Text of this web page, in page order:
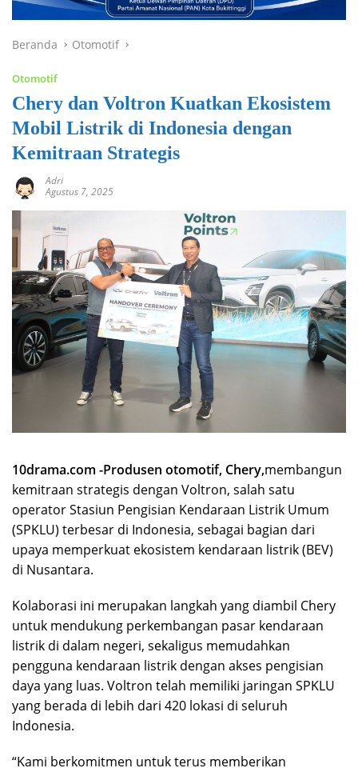
Beranda Otomotif
Otomotif
Chery dan Voltron Kuatkan Ekosistem
Mobil Listrik di Indonesia dengan
Kemitraan Strategis
Adri
Agustus 7, 2025
10drama.com -Produsen otomotif, Chery,membangun
kemitraan strategis dengan Voltron, salah satu
operator Stasiun Pengisian Kendaraan Listrik Umum
(SPKLU) terbesar di Indonesia, sebagai bagian dari
upaya memperkuat ekosistem kendaraan listrik (BEV)
di Nusantara.
Kolaborasi ini merupakan langkah yang diambil Chery
untuk mendukung perkembangan pasar kendaraan
listrik di dalam negeri, sekaligus memudahkan
pengguna kendaraan listrik dengan akses pengisian
daya yang luas. Voltron telah memiliki jaringan SPKLU
yang berada di lebih dari 420 lokasi di seluruh
Indonesia.
“Kami berkomitmen untuk terus memberikan